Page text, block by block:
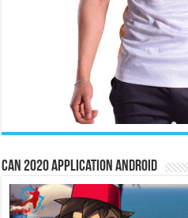
CAN 2020 Application Android